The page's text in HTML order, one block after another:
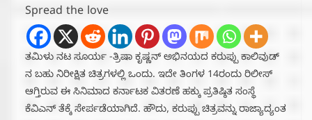
Spread the love
ತಮಿಳು ನಟ ಸೂರ್ಯ -ತ್ರಿಷಾ ಕೃಷ್ಣನ್ ಅಭಿನಯದ ಕರುಪ್ಪು ಕಾಲಿವುಡ್
ನ ಬಹು ನಿರೀಕ್ಷಿತ ಚಿತ್ರಗಳಲ್ಲಿ ಒಂದು. ಇದೇ ತಿಂಗಳ 14ರಂದು ರಿಲೀಸ್
ಆಗ್ತಿರುವ ಈ ಸಿನಿಮಾದ ಕರ್ನಾಟಕ ವಿತರಣೆ ಹಕ್ಕು ಪ್ರತಿಷ್ಠಿತ ಸಂಸ್ಥೆ
ಕೆವಿಎನ್ ತೆಕ್ಕೆ ಸೇರ್ಪಡೆಯಾಗಿದೆ. ಹೌದು, ಕರುಪ್ಪು ಚಿತ್ರವನ್ನು ರಾಜ್ಯಾದ್ಯಂತ